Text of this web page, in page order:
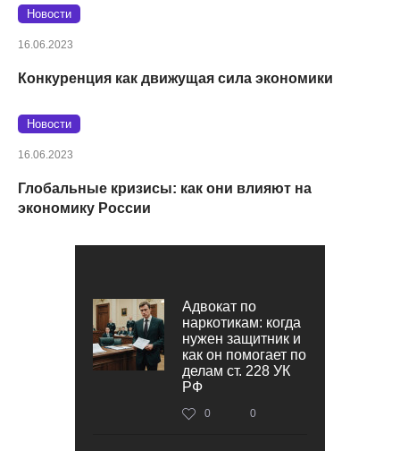
Новости
16.06.2023
Конкуренция как движущая сила экономики
Новости
16.06.2023
Глобальные кризисы: как они влияют на
экономику России
Адвокат по
наркотикам: когда
нужен защитник и
как он помогает по
делам ст. 228 УК
РФ
0 0